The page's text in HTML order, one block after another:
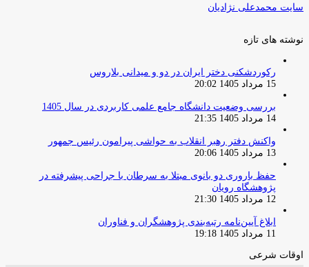
سایت محمدعلی نژادیان
نوشته های تازه
رکوردشکنی دختر ایران در دو و میدانی بلاروس
15 مرداد 1405 20:02
بررسی وضعیت دانشگاه جامع علمی کاربردی در سال 1405
14 مرداد 1405 21:35
واکنش دفتر رهبر انقلاب به حواشی پیرامون رئیس جمهور
13 مرداد 1405 20:06
حفظ باروری دو بانوی مبتلا به سرطان با جراحی پیشرفته در
پژوهشگاه رویان
12 مرداد 1405 21:30
ابلاغ آیین‌نامه رتبه‌بندی پژوهشگران و فناوران
11 مرداد 1405 19:18
اوقات شرعی